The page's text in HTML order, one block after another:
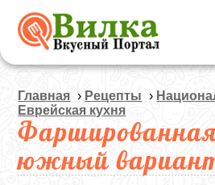
Главная › Рецепты ›
Еврейская кухня
южный